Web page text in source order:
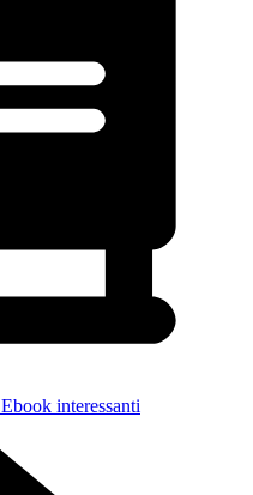
Ebook interessanti